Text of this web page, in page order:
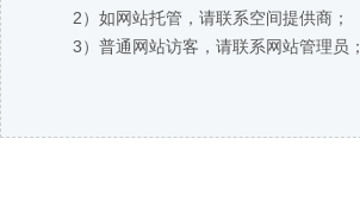
2）如网站托管，请联系空间提供商；
3）普通网站访客，请联系网站管理员；